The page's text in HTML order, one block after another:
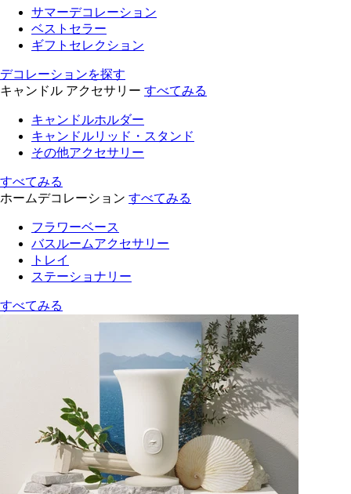
サマーデコレーション
ベストセラー
ギフトセレクション
デコレーションを探す
キャンドル アクセサリー すべてみる
キャンドルホルダー
キャンドルリッド・スタンド
その他アクセサリー
すべてみる
ホームデコレーション すべてみる
フラワーベース
バスルームアクセサリー
トレイ
ステーショナリー
すべてみる